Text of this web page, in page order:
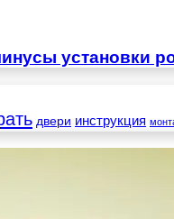
установки
двери инструкция